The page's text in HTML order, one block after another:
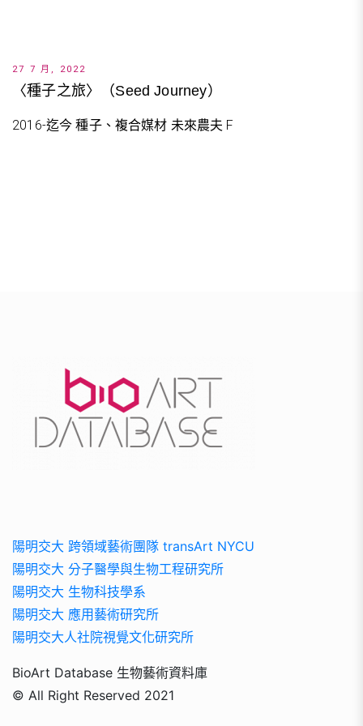
27 7 月, 2022
〈種子之旅〉（Seed Journey）
2016-迄今 種子、複合媒材 未來農夫 F
陽明交大 跨領域藝術團隊 transArt NYCU
陽明交大 分子醫學與生物工程研究所
陽明交大 生物科技學系
陽明交大 應用藝術研究所
陽明交大人社院視覺文化研究所
BioArt Database 生物藝術資料庫
© All Right Reserved 2021